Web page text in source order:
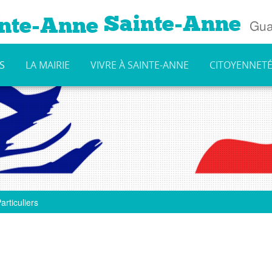
Sainte-Anne
LA MAIRIE VIVRE À SAINTE-ANNE CITOYENNETÉ